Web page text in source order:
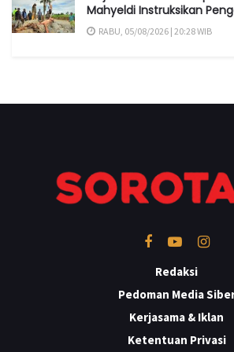
Mahyeldi Instruksikan
RABU, 05/08/2026 | 20:28 WIB
Redaksi
Pedoman Media
Kerjasama & Iklan
Ketentuan Privasi